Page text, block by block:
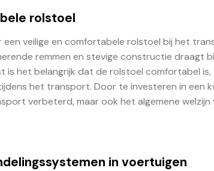
rolstoel
veilige en comfortabele rolstoel bij het
remmen en stevige constructie draagt
is het belangrijk dat de rolstoel comfortabel
het transport. Door te investeren in een
verbeterd, maar ook het algemene welzijn
in voertuigen